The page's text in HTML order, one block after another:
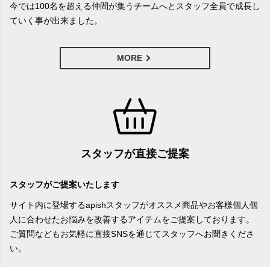
今では100名を超える仲間が集うチームへとスタッフ全員で成長し
ていく事が出来ました。
MORE
スタッフが直接ご提案
スタッフがご提案いたします
サイト内に登場するapishスタッフがオススメ商品やお客様個人個
人に合わせたお悩みを改善するアイテムをご提案しております。
ご質問などもお気軽に直接SNSを通じてスタッフへお聞きくださ
い。